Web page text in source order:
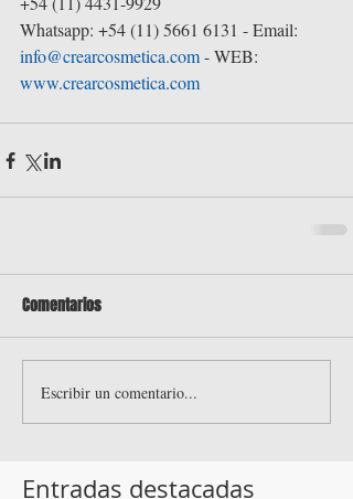
Whatsapp: +54 (11) 5661 6131 - Email:
info@crearcosmetica.com - WEB:
www.crearcosmetica.com
Comentarios
Escribir un comentario...
Entradas destacadas